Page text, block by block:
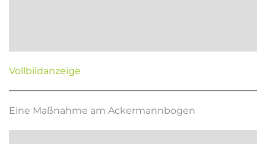
Vollbildanzeige
Eine Maßnahme am Ackermannbogen